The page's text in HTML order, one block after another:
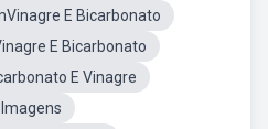
E Bicarbonato
E Bicarbonato
E Vinagre